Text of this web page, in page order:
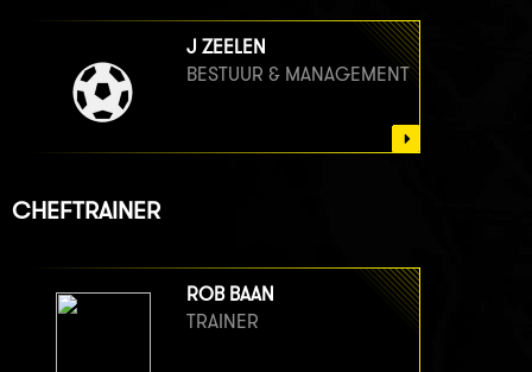
J ZEELEN
BESTUUR & MANAGEMENT
CHEFTRAINER
ROB BAAN
TRAINER